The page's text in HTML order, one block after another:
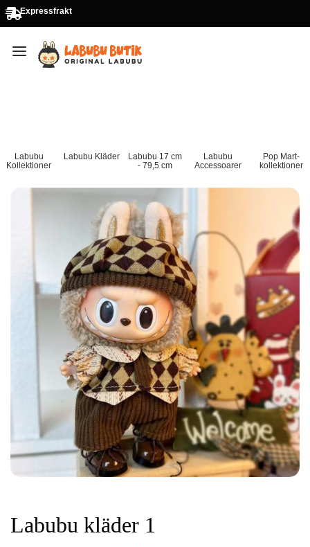
Expressfrakt
Labubu
Kollektioner
Labubu Kläder
Labubu 17 cm
- 79,5 cm
Labubu
Accessoarer
Pop Mart-
kollektioner
Labubu kläder 1